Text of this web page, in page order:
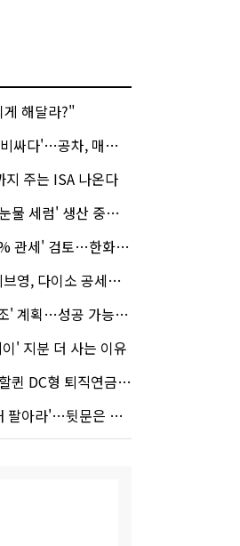
해달라?"
공차, 매각 성공할까
주는 ISA 나온다
세럼' 생산 중단한다
…한화큐셀·OCI 영향은?
공세에 '가성비'로 맞불
…성공 가능성은 '글쎄'
' 지분 더 사는 이유
퇴직연금…전문가 조언은
라'…뒷문은 열었다